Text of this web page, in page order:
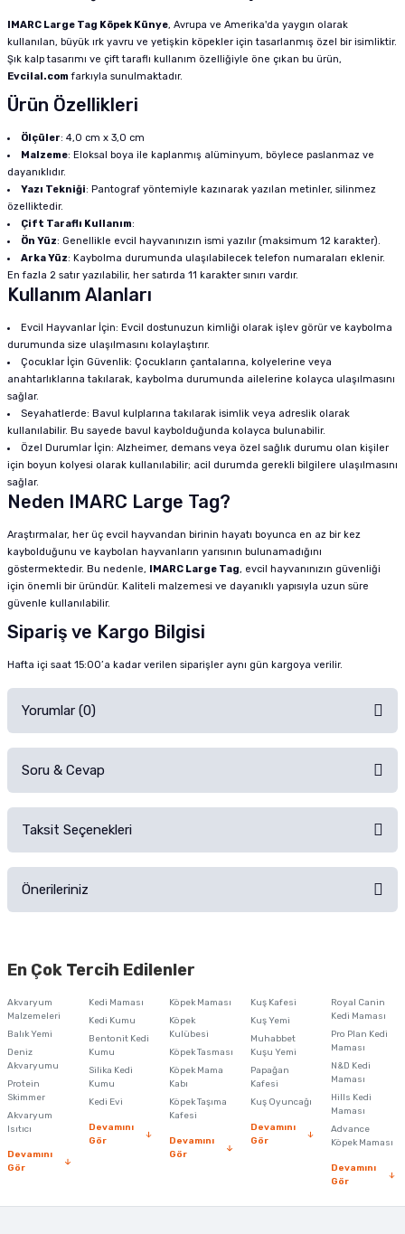
IMARC Large Tag Köpek Künye, Avrupa ve Amerika'da yaygın olarak
kullanılan, büyük ırk yavru ve yetişkin köpekler için tasarlanmış özel bir isimliktir.
Şık kalp tasarımı ve çift taraflı kullanım özelliğiyle öne çıkan bu ürün,
Evcilal.com farkıyla sunulmaktadır.
Ürün Özellikleri
Ölçüler: 4,0 cm x 3,0 cm
Malzeme: Eloksal boya ile kaplanmış alüminyum, böylece paslanmaz ve
dayanıklıdır.
Yazı Tekniği: Pantograf yöntemiyle kazınarak yazılan metinler, silinmez
özelliktedir.
Çift Taraflı Kullanım:
Ön Yüz: Genellikle evcil hayvanınızın ismi yazılır (maksimum 12 karakter).
Arka Yüz: Kaybolma durumunda ulaşılabilecek telefon numaraları eklenir.
En fazla 2 satır yazılabilir, her satırda 11 karakter sınırı vardır.
Kullanım Alanları
Evcil Hayvanlar İçin: Evcil dostunuzun kimliği olarak işlev görür ve kaybolma
durumunda size ulaşılmasını kolaylaştırır.
Çocuklar İçin Güvenlik: Çocukların çantalarına, kolyelerine veya
anahtarlıklarına takılarak, kaybolma durumunda ailelerine kolayca ulaşılmasını
sağlar.
Seyahatlerde: Bavul kulplarına takılarak isimlik veya adreslik olarak
kullanılabilir. Bu sayede bavul kaybolduğunda kolayca bulunabilir.
Özel Durumlar İçin: Alzheimer, demans veya özel sağlık durumu olan kişiler
için boyun kolyesi olarak kullanılabilir; acil durumda gerekli bilgilere ulaşılmasını
sağlar.
Neden IMARC Large Tag?
Araştırmalar, her üç evcil hayvandan birinin hayatı boyunca en az bir kez
kaybolduğunu ve kaybolan hayvanların yarısının bulunamadığını
göstermektedir. Bu nedenle, IMARC Large Tag, evcil hayvanınızın güvenliği
için önemli bir üründür. Kaliteli malzemesi ve dayanıklı yapısıyla uzun süre
güvenle kullanılabilir.
Sipariş ve Kargo Bilgisi
Hafta içi saat 15:00’a kadar verilen siparişler aynı gün kargoya verilir.
Yorumlar (0)
Ürünü Satın Al ve Yorumla
Soru & Cevap
Taksit Seçenekleri
Önerileriniz
iletebilirsiniz.
Ürün resmi kalitesiz, bozuk veya görüntülenemiyor.
Ürün açıklamasında eksik bilgiler bulunuyor.
Ürün bilgilerinde hatalar bulunuyor.
Ürün fiyatı diğer sitelerden daha pahalı.
Bu ürüne benzer farklı alternatifler olmalı.
En Çok Tercih Edilenler
Akvaryum
Malzemeleri
Balık Yemi
Deniz
Akvaryumu
Protein
Skimmer
Akvaryum
Isıtıcı
Devamını
Gör
Kedi Maması
Kedi Kumu
Bentonit Kedi
Kumu
Silika Kedi
Kumu
Kedi Evi
Devamını
Gör
Köpek Maması
Köpek
Kulübesi
Köpek Tasması
Köpek Mama
Kabı
Köpek Taşıma
Kafesi
Devamını
Gör
Kuş Kafesi
Kuş Yemi
Muhabbet
Kuşu Yemi
Papağan
Kafesi
Kuş Oyuncağı
Devamını
Gör
Royal Canin
Kedi Maması
Pro Plan Kedi
Maması
N&D Kedi
Maması
Hills Kedi
Maması
Advance
Köpek Maması
Devamını
Gör